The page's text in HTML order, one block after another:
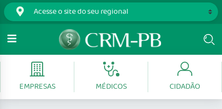
EMPRESAS MÉDICOS CIDADÃO